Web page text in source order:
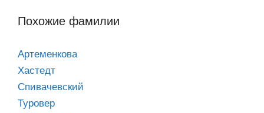
Похожие фамилии
Артеменкова
Хастедт
Спивачевский
Туровер